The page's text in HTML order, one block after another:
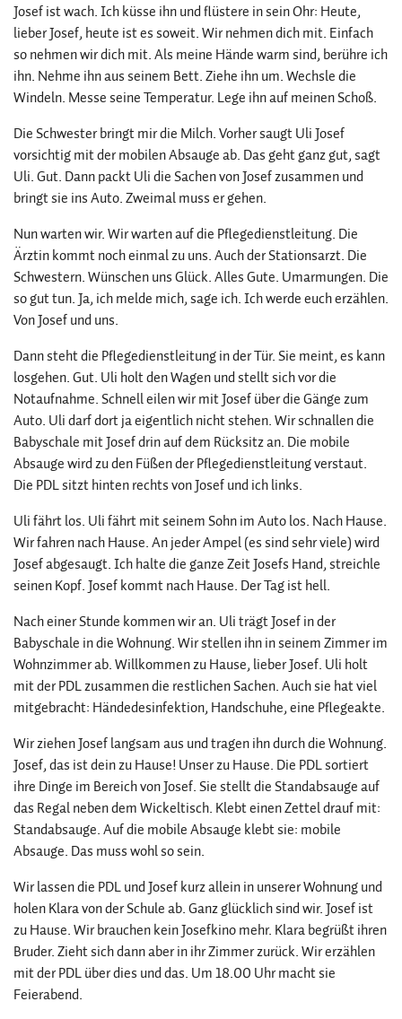
Josef ist wach. Ich küsse ihn und flüstere in sein Ohr: Heute,
lieber Josef, heute ist es soweit. Wir nehmen dich mit. Einfach
so nehmen wir dich mit. Als meine Hände warm sind, berühre ich
ihn. Nehme ihn aus seinem Bett. Ziehe ihn um. Wechsle die
Windeln. Messe seine Temperatur. Lege ihn auf meinen Schoß.
Die Schwester bringt mir die Milch. Vorher saugt Uli Josef
vorsichtig mit der mobilen Absauge ab. Das geht ganz gut, sagt
Uli. Gut. Dann packt Uli die Sachen von Josef zusammen und
bringt sie ins Auto. Zweimal muss er gehen.
Nun warten wir. Wir warten auf die Pflegedienstleitung. Die
Ärztin kommt noch einmal zu uns. Auch der Stationsarzt. Die
Schwestern. Wünschen uns Glück. Alles Gute. Umarmungen. Die
so gut tun. Ja, ich melde mich, sage ich. Ich werde euch erzählen.
Von Josef und uns.
Dann steht die Pflegedienstleitung in der Tür. Sie meint, es kann
losgehen. Gut. Uli holt den Wagen und stellt sich vor die
Notaufnahme. Schnell eilen wir mit Josef über die Gänge zum
Auto. Uli darf dort ja eigentlich nicht stehen. Wir schnallen die
Babyschale mit Josef drin auf dem Rücksitz an. Die mobile
Absauge wird zu den Füßen der Pflegedienstleitung verstaut.
Die PDL sitzt hinten rechts von Josef und ich links.
Uli fährt los. Uli fährt mit seinem Sohn im Auto los. Nach Hause.
Wir fahren nach Hause. An jeder Ampel (es sind sehr viele) wird
Josef abgesaugt. Ich halte die ganze Zeit Josefs Hand, streichle
seinen Kopf. Josef kommt nach Hause. Der Tag ist hell.
Nach einer Stunde kommen wir an. Uli trägt Josef in der
Babyschale in die Wohnung. Wir stellen ihn in seinem Zimmer im
Wohnzimmer ab. Willkommen zu Hause, lieber Josef. Uli holt
mit der PDL zusammen die restlichen Sachen. Auch sie hat viel
mitgebracht: Händedesinfektion, Handschuhe, eine Pflegeakte.
Wir ziehen Josef langsam aus und tragen ihn durch die Wohnung.
Josef, das ist dein zu Hause! Unser zu Hause. Die PDL sortiert
ihre Dinge im Bereich von Josef. Sie stellt die Standabsauge auf
das Regal neben dem Wickeltisch. Klebt einen Zettel drauf mit:
Standabsauge. Auf die mobile Absauge klebt sie: mobile
Absauge. Das muss wohl so sein.
Wir lassen die PDL und Josef kurz allein in unserer Wohnung und
holen Klara von der Schule ab. Ganz glücklich sind wir. Josef ist
zu Hause. Wir brauchen kein Josefkino mehr. Klara begrüßt ihren
Bruder. Zieht sich dann aber in ihr Zimmer zurück. Wir erzählen
mit der PDL über dies und das. Um 18.00 Uhr macht sie
Feierabend.